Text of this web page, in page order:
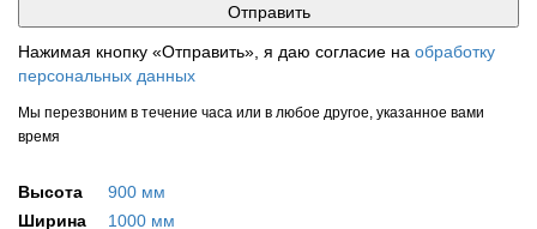
Нажимая кнопку «Отправить», я даю согласие на обработку
персональных данных
Мы перезвоним в течение часа или в любое другое, указанное вами
время
Высота
900 мм
Ширина
1000 мм